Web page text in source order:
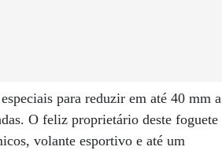
para reduzir em até 40 mm a
O feliz proprietário deste foguete
volante esportivo e até um